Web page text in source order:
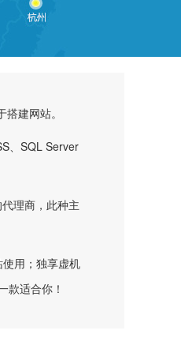
建网站。
、SQL Server
理商，此种主
用；独享虚机
款适合你！